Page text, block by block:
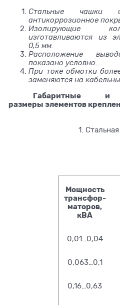
Стальные чашки
антикоррозионное
Изолирующие
изготавливаются из
0,5 мм.
Расположение
показано условно.
При токе обмотки
заменяются на
Габаритные и
размеры элементов
1.
Мощность
трансфор-
маторов,
кВА
0,01…0,04
0,063…0,1
0,16…0,63